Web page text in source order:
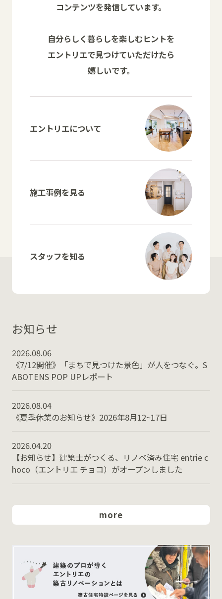
コンテンツを発信しています。
自分らしく暮らしを楽しむヒントを
エントリエで見つけていただけたら
嬉しいです。
エントリエについて
施工事例を見る
スタッフを知る
お知らせ
2026.08.06
《7/12開催》「まちで見つけた景色」が人をつなぐ。S
ABOTENS POP UPレポート
2026.08.04
《夏季休業のお知らせ》2026年8月12~17日
2026.04.20
【お知らせ】建築士がつくる、リノベ済み住宅 entrie c
hoco（エントリエ チョコ）がオープンしました
more